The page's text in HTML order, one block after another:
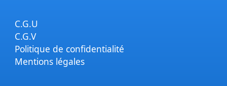
C.G.U
C.G.V
Politique de confidentialité
Mentions légales